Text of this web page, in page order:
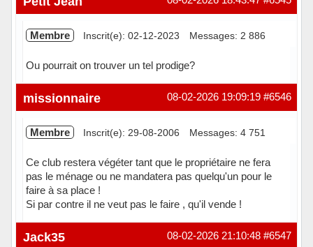
Membre Inscrit(e): 02-12-2023 Messages: 2 886
Ou pourrait on trouver un tel prodige?
Hors ligne #6546
08-02-2026 19:09:19
missionnaire
Membre Inscrit(e): 29-08-2006 Messages: 4 751
Ce club restera végéter tant que le propriétaire ne fera
pas le ménage ou ne mandatera pas quelqu'un pour le
faire à sa place !
Si par contre il ne veut pas le faire , qu'il vende !
Hors ligne #6547
08-02-2026 21:10:48
Jack35